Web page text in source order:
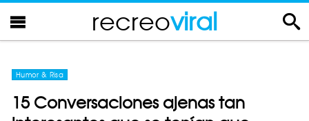
recreoviral
Humor & Risa
15 Conversaciones ajenas tan